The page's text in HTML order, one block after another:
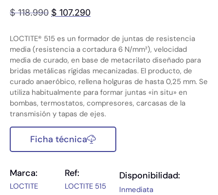
$118.990 $ 107.290
LOCTITE® 515 es un formador de juntas de resistencia
media (resistencia a cortadura 6 N/mm²), velocidad
media de curado, en base de metacrilato diseñado para
bridas metálicas rígidas mecanizadas. El producto, de
curado anaeróbico, rellena holguras de hasta 0,25 mm. Se
utiliza habitualmente para formar juntas «in situ» en
bombas, termostatos, compresores, carcasas de la
transmisión y tapas de ejes.
Ficha técnica
Marca:
LOCTITE
Ref:
LOCTITE 515
Disponibilidad:
Inmediata